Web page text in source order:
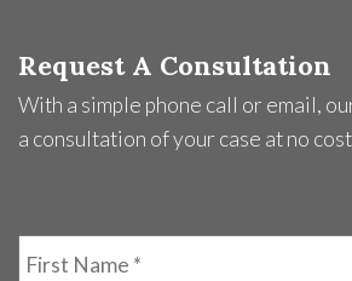
Request A Consultation
With a simple phone call or email,
a consultation of your case at no